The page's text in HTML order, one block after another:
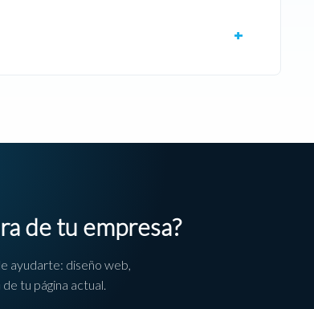
de tu empresa?
ayudarte: diseño web,
tu página actual.